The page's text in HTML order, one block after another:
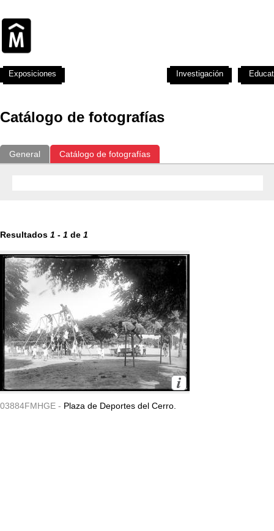
Catálogo de fotografías
General Catálogo de fotografías
Resultados 1 - 1 de 1
03884FMHGE - Plaza de Deportes del Cerro.
Exposiciones Investigación